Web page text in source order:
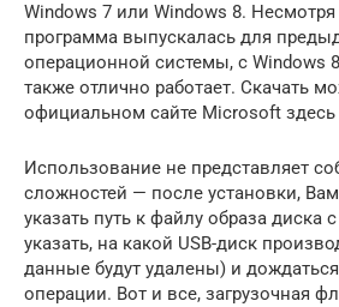
Windows 7 или Windows 8. Несмотря
программа выпускалась для
операционной системы, с Windows
также отлично работает. Скачать
официальном сайте Microsoft здесь
Использование не представляет
сложностей — после установки,
указать путь к файлу образа диска
указать, на какой USB-диск
данные будут удалены) и
операции. Вот и все, загрузочная